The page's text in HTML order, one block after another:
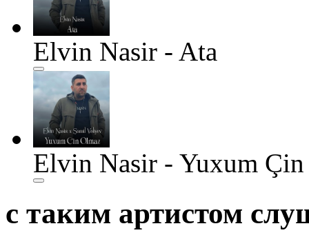
Elvin Nasir - Ata
Elvin Nasir - Yuxum
с таким артистом